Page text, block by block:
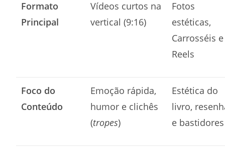
Formato
Principal
Vídeos curtos na
vertical (9:16)
Fotos
estéticas,
Carrosséis e
Reels
Foco do
Conteúdo
Emoção rápida,
humor e clichês
(tropes)
Estética do
livro,
e bastidores